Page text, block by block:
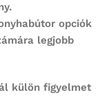
opciók
legjobb
külön figyelmet